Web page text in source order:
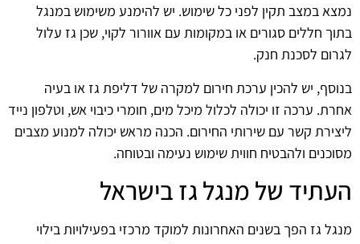
נמצא במצב תקין לפני כל שימוש. יש להימנע משימוש במנגל
בתוך חללים סגורים או במקומות עם אוורור לקוי, שכן גז עלול
לגרום לסכנת חנק.
בנוסף, יש להכין ערכת חירום למקרה של דליפת גז או בעיה
אחרת. ערכה זו יכולה לכלול מיכל מים, חומרי כיבוי אש, וטלפון נייד
ליצירת קשר עם שירותי החירום. הכנה מראש יכולה למנוע מצבים
מסוכנים ולהבטיח חווית שימוש נעימה ובטוחה.
העתיד של מנגל גז בישראל
מנגל גז הפך בשנים האחרונות למוקד מרכזי בפעילויות בילוי